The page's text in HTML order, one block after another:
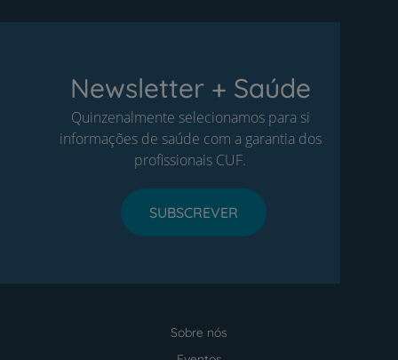
Newsletter + Saúde
Quinzenalmente selecionamos para si
informações de saúde com a garantia dos
profissionais CUF.
SUBSCREVER
Sobre nós